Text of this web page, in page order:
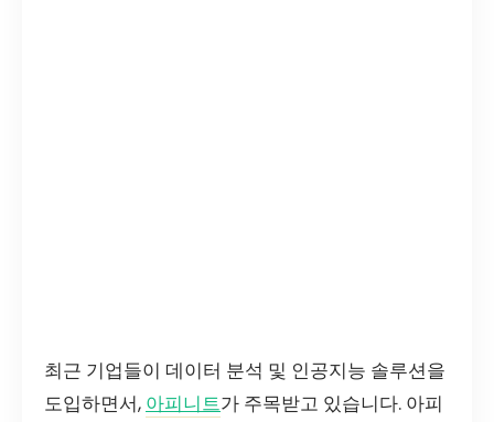
최근 기업들이 데이터 분석 및 인공지능 솔루션을
도입하면서, 아피니트가 주목받고 있습니다. 아피